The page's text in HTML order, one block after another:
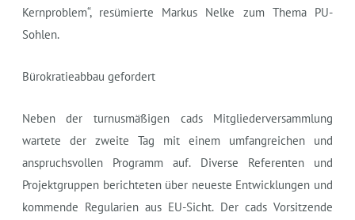
Kernproblem“, resümierte Markus Nelke zum Thema PU-
Sohlen.
Bürokratieabbau gefordert
Neben der turnusmäßigen cads Mitgliederversammlung
wartete der zweite Tag mit einem umfangreichen und
anspruchsvollen Programm auf. Diverse Referenten und
Projektgruppen berichteten über neueste Entwicklungen und
kommende Regularien aus EU-Sicht. Der cads Vorsitzende